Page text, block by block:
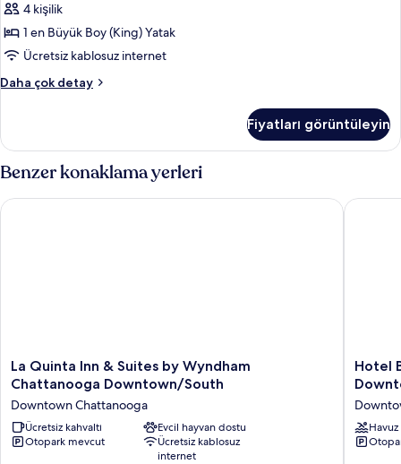
4 kişilik
1 en Büyük Boy (King) Yatak
Ücretsiz kablosuz internet
Daha çok detay
Süit,
işitme
engellilere
uygun
(Communications
Accessible)
Fiyatları görüntüleyin
Benzer konaklama yerleri
La
Quinta
&
Suites
by
La Quinta Inn & Suites by Wyndham
Chattanooga Downtown/South
Downtown Chattanooga
Ücretsiz kahvaltı
Evcil hayvan dostu
Otopark mevcut
Ücretsiz kablosuz
internet
La Quinta Inn & Suites by Wyndham Chattanooga
Hotel
Bo,
Days
Inn
by
Hotel
Havuz
Hotel